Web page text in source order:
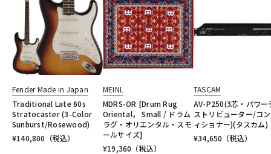
Fender Made in Japan
Traditional Late 60s
Stratocaster (3-Color
Sunburst/Rosewood)
¥140,800 （税込）
MEINL
MDRS-OR [Drum Rug
Oriental， Small / ドラム
ラグ・オリエンタル・スモ
ールサイズ]
¥19,360 （税込）
TASCAM
AV-P250(3芯・パワー
ストリビューター/コ
ィショナー)(タスカム)
¥34,650 （税込）